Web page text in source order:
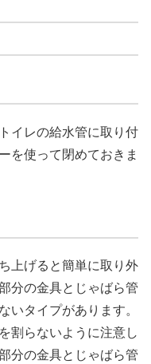
イレの給水管に取り付
を使って閉めておきま
上げると簡単に取り外
分の金具とじゃばら管
いタイプがあります。
割らないように注意し
分の金具とじゃばら管